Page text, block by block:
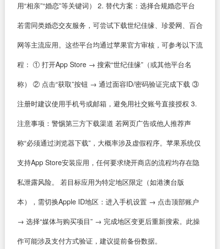
用“相亲”“婚恋”等关键词） 2. 替代方案：选择合规婚恋平台
若需同类婚恋交友服务，可尝试下载世纪佳缘、珍爱网、百合
网等主流应用。这些平台均通过苹果官方审核，可参考以下流
程： ① 打开App Store → 搜索“世纪佳缘”（或其他平台名
称） ② 点击“获取”按钮 → 通过面容ID/密码验证完成下载 ③
注册时建议使用手机号或邮箱，避免用社交账号直接授权 3.
注意事项：警惕第三方下载渠道 若网页广告或他人推荐声
称“必须通过浏览器下载”，大概率涉及虚假程序。苹果系统仅
支持App Store安装应用，任何要求绕开商店的流程均存在隐
私泄露风险。 若目标应用为特定地区限定（如港澳台版
本），需切换Apple ID地区：进入手机设置 → 点击顶部账户
→ 选择“媒体与购买项目” → 完成地区变更后重新搜索。此操
作可能涉及支付方式验证，建议提前备份数据。